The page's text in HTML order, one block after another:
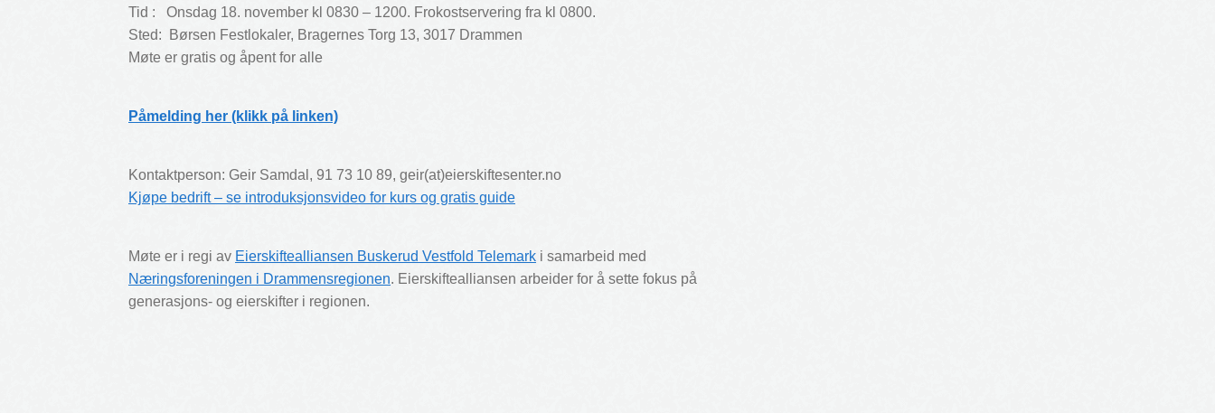
Tid : Onsdag 18. november kl 0830 – 1200. Frokostservering fra kl 0800.
Sted: Børsen Festlokaler, Bragernes Torg 13, 3017 Drammen
Møte er gratis og åpent for alle
Påmelding her (klikk på linken)
Kontaktperson: Geir Samdal, 91 73 10 89, geir(at)eierskiftesenter.no
Kjøpe bedrift – se introduksjonsvideo for kurs og gratis guide
Møte er i regi av Eierskiftealliansen Buskerud Vestfold Telemark i samarbeid med
Næringsforeningen i Drammensregionen. Eierskiftealliansen arbeider for å sette fokus på
generasjons- og eierskifter i regionen.